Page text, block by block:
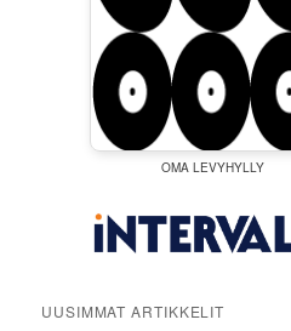
OMA LEVYHYLLY
UUSIMMAT ARTIKKELIT